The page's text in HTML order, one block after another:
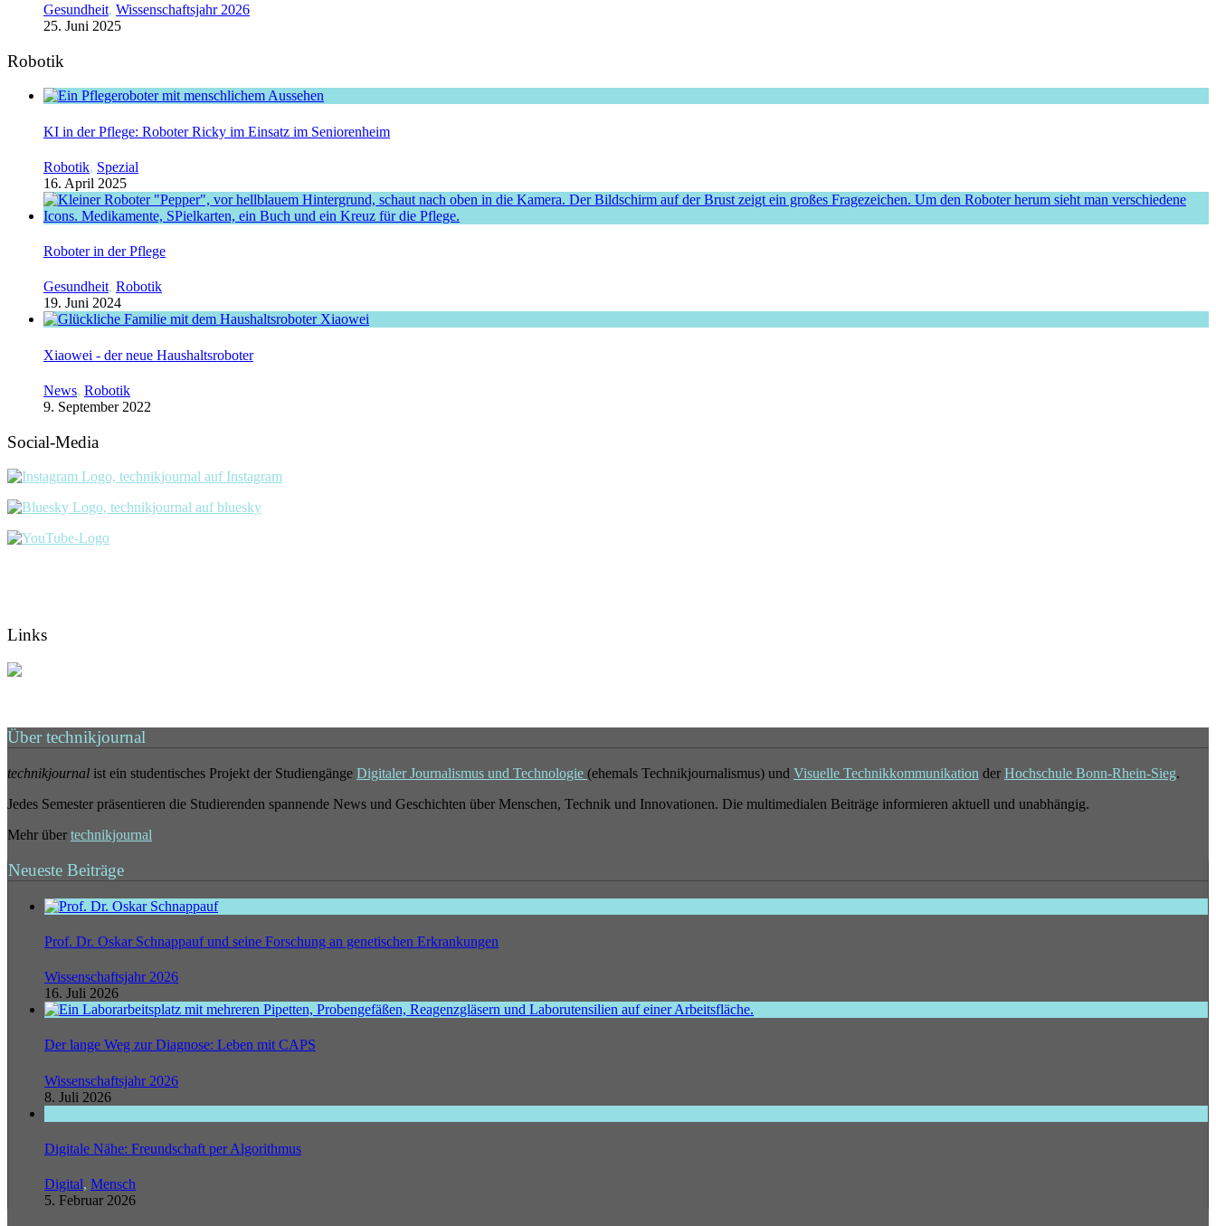
Gesundheit, Wissenschaftsjahr 2026
25. Juni 2025
Robotik
KI in der Pflege: Roboter Ricky im Einsatz im Seniorenheim
Robotik, Spezial
16. April 2025
Roboter in der Pflege
Gesundheit, Robotik
19. Juni 2024
Xiaowei - der neue Haushaltsroboter
News, Robotik
9. September 2022
Social-Media
Links
Über technikjournal
technikjournal ist ein studentisches Projekt der Studiengänge Digitaler Journalismus und Technologie (ehemals Technikjournalismus) und Visuelle Technikkommunikation der Hochschule Bonn-Rhein-Sieg.
Jedes Semester präsentieren die Studierenden spannende News und Geschichten über Menschen, Technik und Innovationen. Die multimedialen Beiträge informieren aktuell und unabhängig.
Mehr über technikjournal
Neueste Beiträge
Prof. Dr. Oskar Schnappauf und seine Forschung an genetischen Erkrankungen
Wissenschaftsjahr 2026
16. Juli 2026
Der lange Weg zur Diagnose: Leben mit CAPS
Wissenschaftsjahr 2026
8. Juli 2026
Digitale Nähe: Freundschaft per Algorithmus
Digital, Mensch
5. Februar 2026